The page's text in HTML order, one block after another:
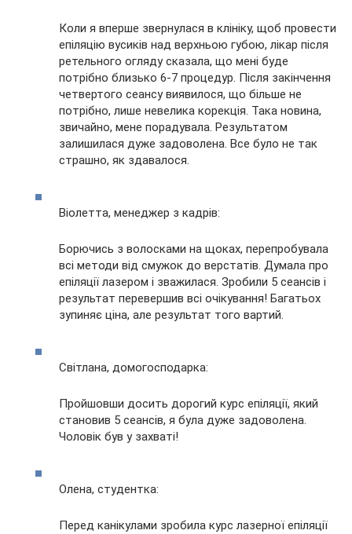
Коли я вперше звернулася в клініку, щоб провести
епіляцію вусиків над верхньою губою, лікар після
ретельного огляду сказала, що мені буде
потрібно близько 6-7 процедур. Після закінчення
четвертого сеансу виявилося, що більше не
потрібно, лише невелика корекція. Така новина,
звичайно, мене порадувала. Результатом
залишилася дуже задоволена. Все було не так
страшно, як здавалося.
Віолетта, менеджер з кадрів:
Борючись з волосками на щоках, перепробувала
всі методи від смужок до верстатів. Думала про
епіляції лазером і зважилася. Зробили 5 сеансів і
результат перевершив всі очікування! Багатьох
зупиняє ціна, але результат того вартий.
Світлана, домогосподарка:
Пройшовши досить дорогий курс епіляції, який
становив 5 сеансів, я була дуже задоволена.
Чоловік був у захваті!
Олена, студентка:
Перед канікулами зробила курс лазерної епіляції